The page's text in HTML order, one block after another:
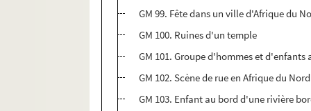
GM 99. Fête dans un ville d'Afrique du
GM 100. Ruines d'un temple
GM 101. Groupe d'hommes et d'enfants
GM 102. Scène de rue en Afrique du
GM 103. Enfant au bord d'une rivière